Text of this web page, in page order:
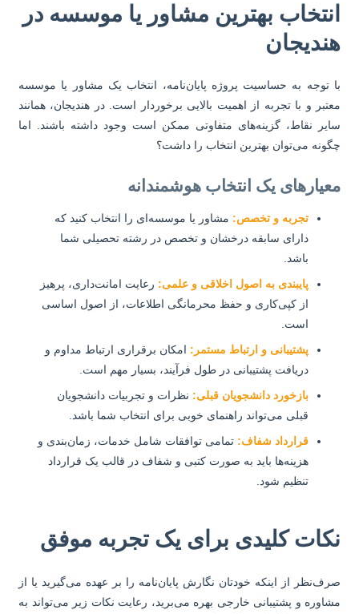
بهترین مشاور یا موسسه در
توجه به حساسیت پروژه پایان‌نامه، انتخاب یک مشاور یا موسسه
و با تجربه از اهمیت بالایی برخوردار است. در هندیجان، همانند
نقاط، گزینه‌های متفاوتی ممکن است وجود داشته باشند. اما
می‌توان بهترین انتخاب را داشت؟
یک انتخاب هوشمندانه
تجربه و تخصص:مشاور یا موسسه‌ای را انتخاب کنید که
دارای سابقه درخشان و تخصص در رشته تحصیلی شما
پایبندی به اصول اخلاقی و علمی:رعایت امانت‌داری، پرهیز
از کپی‌کاری و حفظ محرمانگی اطلاعات، از اصول اساسی
است.
پشتیبانی و ارتباط مستمر:امکان برقراری ارتباط مداوم و
دریافت پشتیبانی در طول فرآیند، بسیار مهم است.
بازخورد دانشجویان قبلی:نظرات و تجربیات دانشجویان
قبلی می‌تواند راهنمای خوبی برای انتخاب شما باشد.
قرارداد شفاف:تمامی توافقات شامل خدمات، زمان‌بندی و
هزینه‌ها باید به صورت کتبی و شفاف در قالب یک قرارداد
تنظیم شود.
کلیدی برای یک تجربه موفق
از اینکه خودتان نگارش پایان‌نامه را بر عهده می‌گیرید یا از
و پشتیبانی خارجی بهره می‌برید، رعایت نکات زیر می‌تواند به